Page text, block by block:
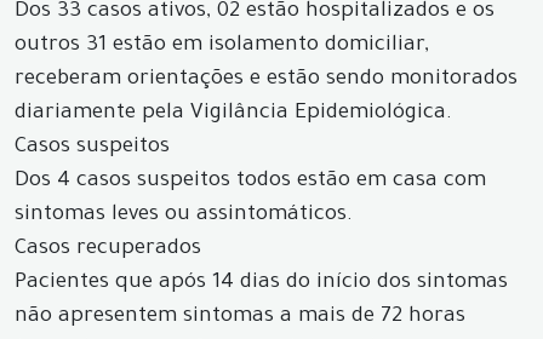
Dos 33 casos ativos, 02 estão hospitalizados e os
outros 31 estão em isolamento domiciliar,
receberam orientações e estão sendo monitorados
diariamente pela Vigilância Epidemiológica.
Casos suspeitos
Dos 4 casos suspeitos todos estão em casa com
sintomas leves ou assintomáticos.
Casos recuperados
Pacientes que após 14 dias do início dos sintomas
não apresentem sintomas a mais de 72 horas